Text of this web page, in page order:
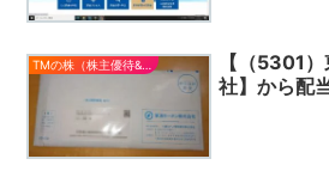
【（5301
社】から配